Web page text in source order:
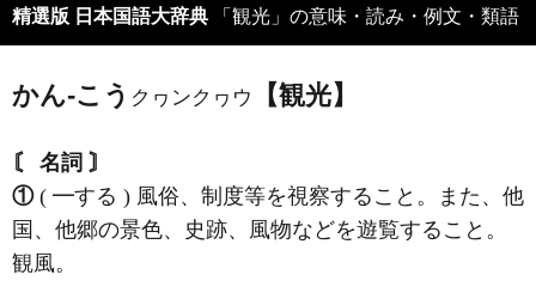
精選版 日本国語大辞典 「観光」の意味・読み・例文・類語
かん‐こう クヮンクヮウ 【観光】
〘 名詞 〙
①( ━する ) 風俗、制度等を視察すること。また、他
国、他郷の景色、史跡、風物などを遊覧すること。
観風。